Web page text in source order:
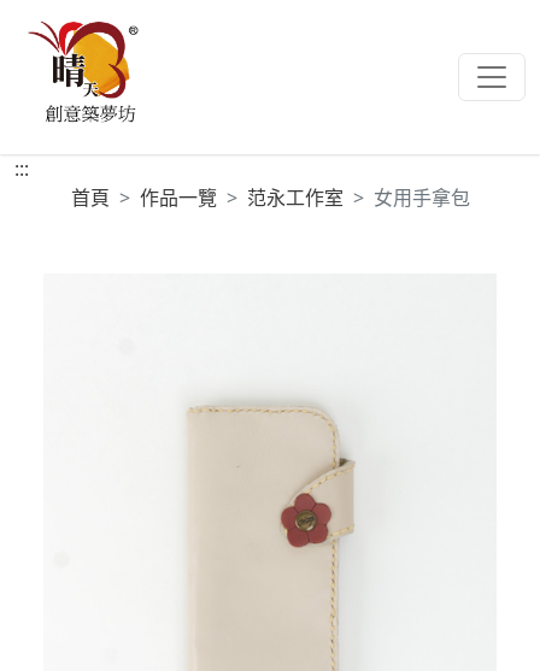
:::
首頁
作品一覽 范永工作室 女用手拿包